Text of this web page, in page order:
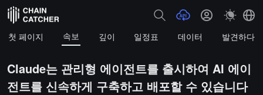
첫 페이지 속보 깊이 일정표 데이터 발견하다
Claude는 관리형 에이전트를 출시하여 AI 에이
전트를 신속하게 구축하고 배포할 수 있습니다